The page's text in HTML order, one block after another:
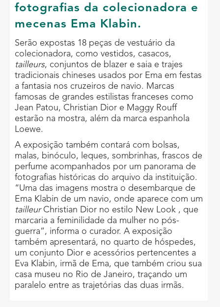
fotografias da colecionadora e
mecenas Ema Klabin.
Serão expostas 18 peças de vestuário da
colecionadora, como vestidos, casacos,
tailleurs, conjuntos de blazer e saia e trajes
tradicionais chineses usados por Ema em festas
a fantasia nos cruzeiros de navio. Marcas
famosas de grandes estilistas franceses como
Jean Patou, Christian Dior e Maggy Rouff
estarão na mostra, além da marca espanhola
Loewe.
A exposição também contará com bolsas,
malas, binóculo, leques, sombrinhas, frascos de
perfume acompanhados por um panorama de
fotografias históricas do arquivo da instituição.
“Uma das imagens mostra o desembarque de
Ema Klabin de um navio, onde aparece com um
tailleurChristian Dior no estilo New Look , que
marcaria a feminilidade da mulher no pós-
guerra”, informa o curador. A exposição
também apresentará, no quarto de hóspedes,
um conjunto Dior e acessórios pertencentes a
Eva Klabin, irmã de Ema, que também criou sua
casa museu no Rio de Janeiro, traçando um
paralelo entre as trajetórias das duas irmãs.